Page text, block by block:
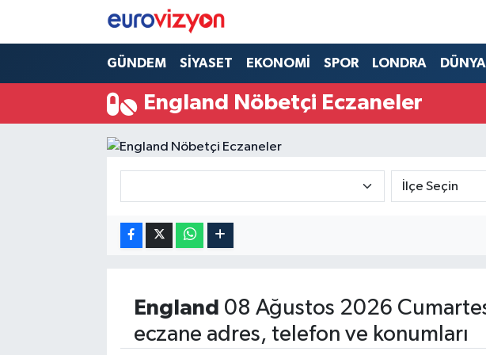
GÜNDEM SİYASET EKONOMİ SPOR LONDRA DÜNYA
England Nöbetçi Eczaneler
England 08 Ağustos 2026
eczane adres, telefon ve konumları